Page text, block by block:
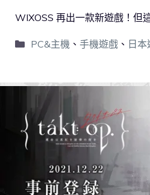
WIXOSS 再出一款新遊戲！但
PC&主機 、 手機遊戲、 日本